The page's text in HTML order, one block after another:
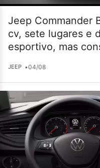
Jeep Commander
cv, sete lugares e
esportivo, mas
JEEP •04/08